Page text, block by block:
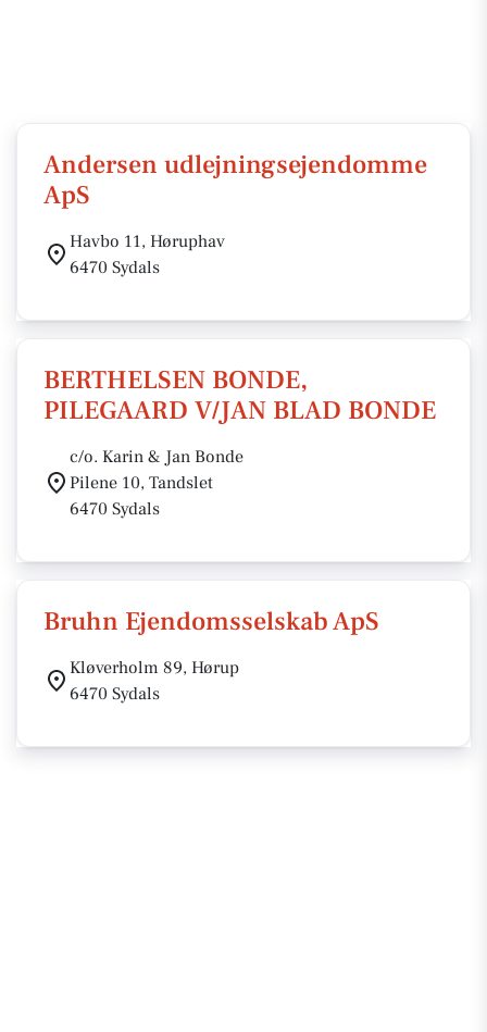
Andersen udlejningsejendomme
ApS
Havbo 11, Høruphav
6470 Sydals
BERTHELSEN BONDE,
PILEGAARD V/JAN BLAD BONDE
c/o. Karin & Jan Bonde
Pilene 10, Tandslet
6470 Sydals
Bruhn Ejendomsselskab ApS
Kløverholm 89, Hørup
6470 Sydals